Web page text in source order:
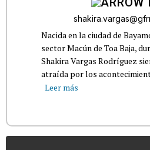
Nacida en la ciudad de
sector Macún de Toa Baja,
Shakira Vargas Rodríguez
atraída por los
Leer más